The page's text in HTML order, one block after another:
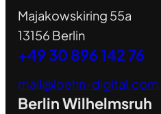
Majakowskiring 55a
13156 Berlin
+49 30 896 142 76
mail@loehn-digital.com
Berlin Wilhelmsruh